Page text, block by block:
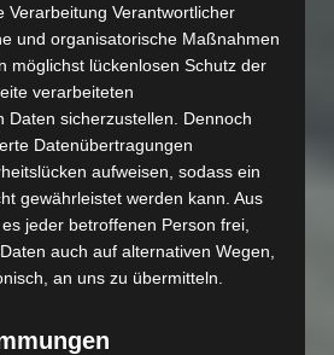
Verarbeitung Verantwortlicher
und organisatorische Maßnahmen
möglichst lückenlosen Schutz der
verarbeiteten
Daten sicherzustellen. Dennoch
Datenübertragungen
aufweisen, sodass ein
gewährleistet werden kann. Aus
jeder betroffenen Person frei,
auch auf alternativen Wegen,
an uns zu übermitteln.